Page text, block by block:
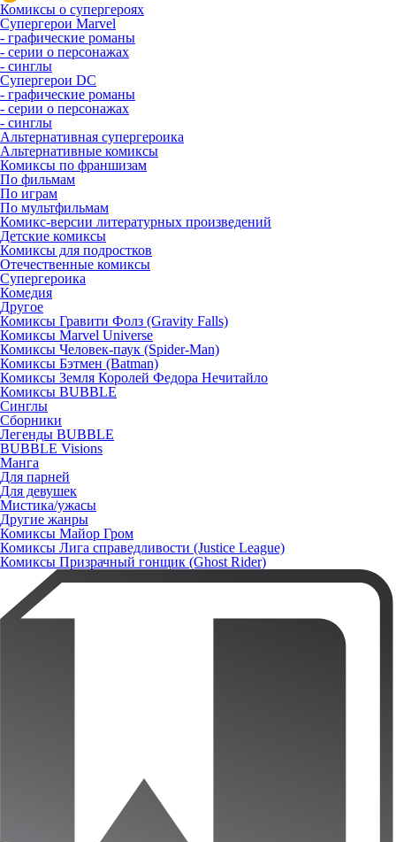
Комиксы о супергероях
Супергерои Marvel
- графические романы
- серии о персонажах
- синглы
Супергерои DC
- графические романы
- серии о персонажах
- синглы
Альтернативная супергероика
Альтернативные комиксы
Комиксы по франшизам
По фильмам
По играм
По мультфильмам
Комикс-версии литературных произведений
Детские комиксы
Комиксы для подростков
Отечественные комиксы
Супергероика
Комедия
Другое
Комиксы Гравити Фолз (Gravity Falls)
Комиксы Marvel Universe
Комиксы Человек-паук (Spider-Man)
Комиксы Бэтмен (Batman)
Комиксы Земля Королей Федора Нечитайло
Комиксы BUBBLE
Синглы
Сборники
Легенды BUBBLE
BUBBLE Visions
Манга
Для парней
Для девушек
Мистика/ужасы
Другие жанры
Комиксы Майор Гром
Комиксы Лига справедливости (Justice League)
Комиксы Призрачный гонщик (Ghost Rider)